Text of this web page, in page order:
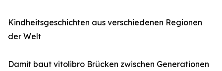
Kindheitsgeschichten aus verschiedenen Regionen
der Welt
Damit baut vitolibro Brücken zwischen Generationen